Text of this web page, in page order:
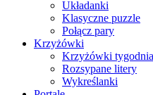
Układanki
Klasyczne puzzle
Połącz pary
Krzyżówki
Krzyżówki tygodnia
Rozsypane litery
Wykreślanki